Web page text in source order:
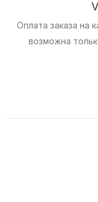
Оплата заказа на
возможна